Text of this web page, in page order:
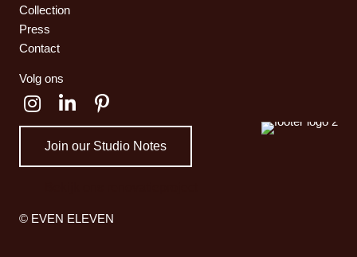
Collection
Press
Contact
Volg ons
Join our Studio Notes
© EVEN ELEVEN